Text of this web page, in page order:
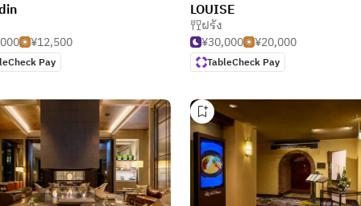
¥12,500
Pay
LOUISE
ฝรั่ง
¥30,000
¥20,000
TableCheck Pay